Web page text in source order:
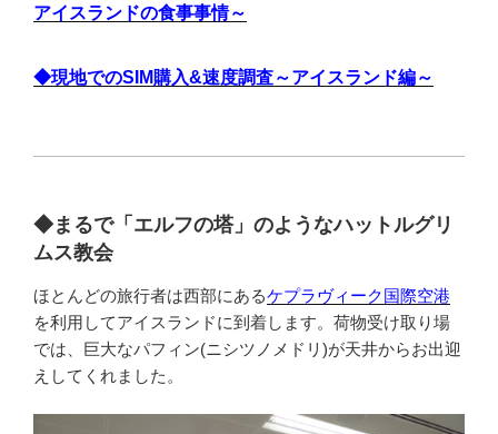
アイスランドの食事事情～
◆現地でのSIM購入&速度調査～アイスランド編～
◆まるで「エルフの塔」のようなハットルグリ
ムス教会
ほとんどの旅行者は西部にあるケプラヴィーク国際空港
を利用してアイスランドに到着します。荷物受け取り場
では、巨大なパフィン(ニシツノメドリ)が天井からお出迎
えしてくれました。